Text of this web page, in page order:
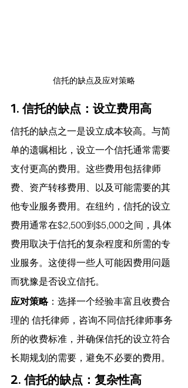
信托的缺点及应对策略
1. 信托的缺点：设立费用高
信托的缺点之一是设立成本较高。与简
单的遗嘱相比，设立一个信托通常需要
支付更高的费用。这些费用包括律师
费、资产转移费用、以及可能需要的其
他专业服务费用。在纽约，信托的设立
费用通常在$2,500到$5,000之间，具体
费用取决于信托的复杂程度和所需的专
业服务。这使得一些人可能因费用问题
而犹豫是否设立信托。
应对策略：选择一个经验丰富且收费合
理的 信托律师，咨询不同信托律师事务
所的收费标准，并确保信托的设立符合
长期规划的需要，避免不必要的费用。
2. 信托的缺点：复杂性高